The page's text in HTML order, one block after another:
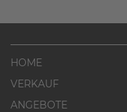
HOME
VERKAUF
ANGEBOTE